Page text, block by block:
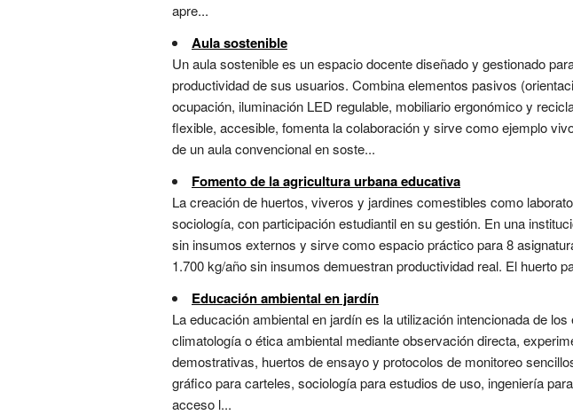
apre...
Aula sostenible
Un aula sostenible es un espacio docente diseñado y gestionado
productividad de sus usuarios. Combina elementos pasivos
ocupación, iluminación LED regulable, mobiliario ergonómico y
flexible, accesible, fomenta la colaboración y sirve como ejemplo
de un aula convencional en soste...
Fomento de la agricultura urbana educativa
La creación de huertos, viveros y jardines comestibles como
sociología, con participación estudiantil en su gestión. En una
sin insumos externos y sirve como espacio práctico para 8
1.700 kg/año sin insumos demuestran productividad real. El huerto
Educación ambiental en jardín
La educación ambiental en jardín es la utilización intencionada de
climatología o ética ambiental mediante observación directa,
demostrativas, huertos de ensayo y protocolos de monitoreo
gráfico para carteles, sociología para estudios de uso, ingeniería
acceso l...